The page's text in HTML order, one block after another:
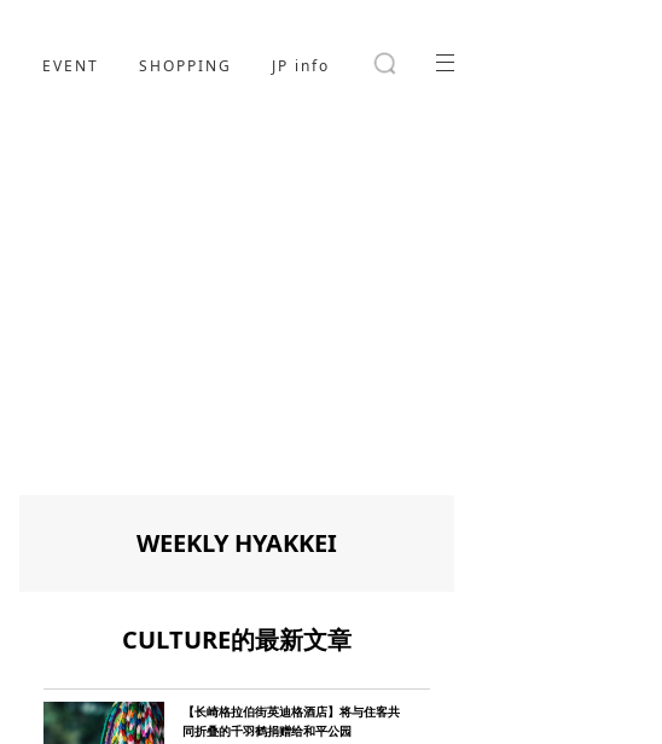
EVENT SHOPPING JP info
WEEKLY HYAKKEI
CULTURE的最新文章
【长崎格拉伯街英迪格酒店】将与住客共
同折叠的千羽鹤捐赠给和平公园